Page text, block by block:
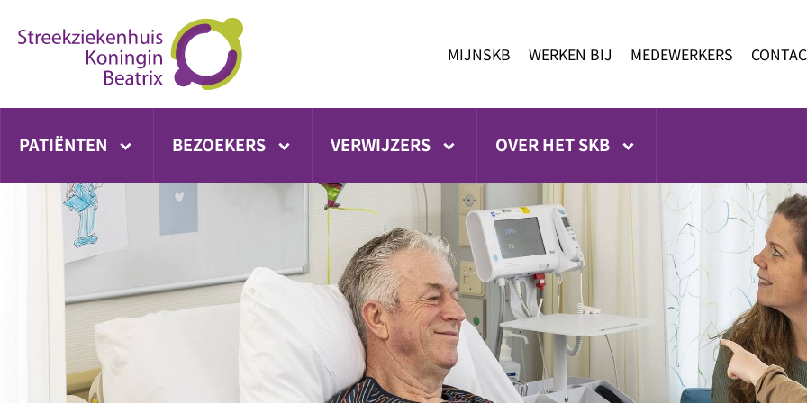
direct
MIJNSKB WERKEN BIJ MEDEWERKERS
PATIËNTEN BEZOEKERS VERWIJZERS OVER HET SKB